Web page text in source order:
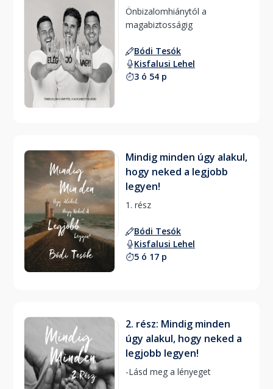
Önbizalomhiánytól a
Bódi Tesók
Kisfalusi Lehel
3 ó 54 p
Mindig minden úgy alakul,
hogy neked a legjobb
legyen!
Bódi Tesók
Kisfalusi Lehel
5 ó 17 p
2. rész: Mindig minden
úgy alakul, hogy neked a
legjobb legyen!